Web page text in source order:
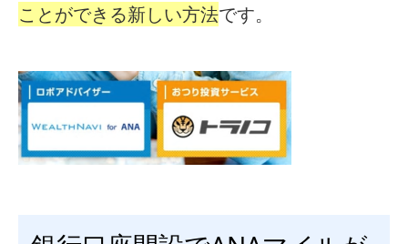
ことができる新しい方法です。